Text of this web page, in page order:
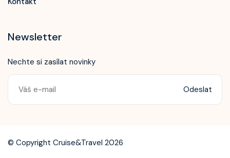
Zavolejte nám!
+420 603 172 604
Newsletter
Nechte si zasílat novinky
Odeslat
© Copyright Cruise&Travel 2026